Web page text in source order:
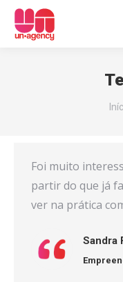
Foi muito
partir do que já
ver na prática
Sandra